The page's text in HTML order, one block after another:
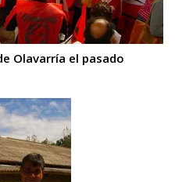
Olavarría el pasado